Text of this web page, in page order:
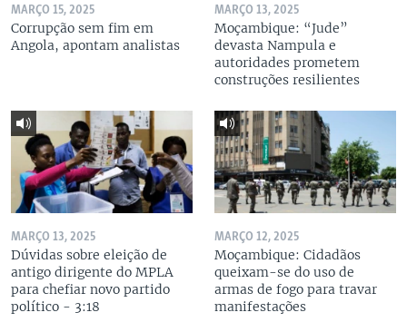
MARÇO 15, 2025
Corrupção sem fim em
Angola, apontam analistas
MARÇO 13, 2025
Moçambique: “Jude”
devasta Nampula e
autoridades prometem
construções resilientes
MARÇO 13, 2025
Dúvidas sobre eleição de
antigo dirigente do MPLA
para chefiar novo partido
político - 3:18
MARÇO 12, 2025
Moçambique: Cidadãos
queixam-se do uso de
armas de fogo para travar
manifestações